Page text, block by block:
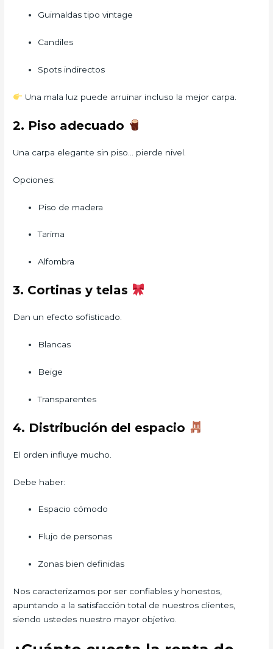
Guirnaldas tipo vintage
Candiles
Spots indirectos
Una mala luz puede arruinar incluso la mejor carpa.
2. Piso adecuado
Una carpa elegante sin piso… pierde nivel.
Opciones:
Piso de madera
Tarima
Alfombra
3. Cortinas y telas
Dan un efecto sofisticado.
Blancas
Beige
Transparentes
4. Distribución del espacio
El orden influye mucho.
Debe haber:
Espacio cómodo
Flujo de personas
Zonas bien definidas
Nos caracterizamos por ser confiables y honestos,
apuntando a la satisfacción total de nuestros clientes,
siendo ustedes nuestro mayor objetivo.